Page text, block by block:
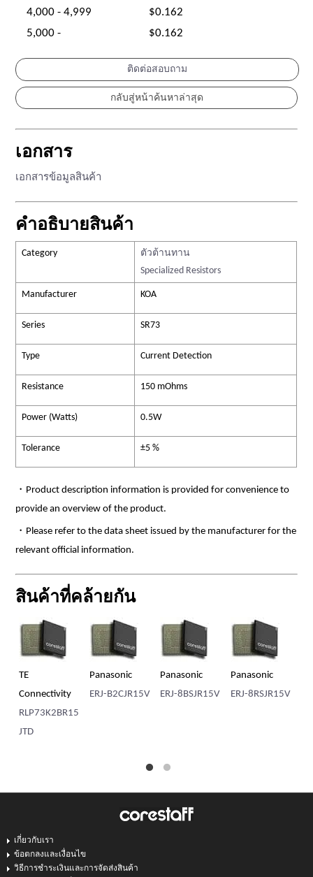
4,000 - 4,999
$0.162
5,000 -
$0.162
ติดต่อสอบถาม
เอกสาร
เอกสารข้อมูลสินค้า
คำอธิบายสินค้า
Category
ตัวต้านทาน
Specialized Resistors
Manufacturer KOA
Series SR73
Type Current Detection
Resistance 150 mOhms
Power (Watts) 0.5W
Tolerance ±5 %
・Product description information is provided for convenience to
provide an overview of the product.
・Please refer to the data sheet issued by the manufacturer for the
relevant official information.
สินค้าที่คล้ายกัน
TE
Connectivity
RLP73K2BR15
JTD
Panasonic
ERJ-B2CJR15V
Panasonic
ERJ-8BSJR15V
Panasonic
ERJ-8RSJR15V
เกี่ยวกับเรา
ข้อตกลงและเงื่อนไข
วิธีการชำระเงินและการจัดส่งสินค้า